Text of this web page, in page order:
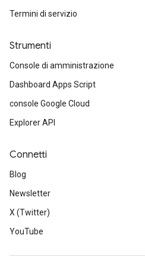
Termini di servizio
Strumenti
Console di amministrazione
Dashboard Apps Script
console Google Cloud
Explorer API
Connetti
Blog
Newsletter
X (Twitter)
YouTube